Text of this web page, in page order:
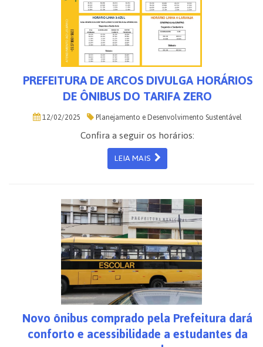
PREFEITURA DE ARCOS DIVULGA HORÁRIOS
DE ÔNIBUS DO TARIFA ZERO
12/02/2025 Planejamento e Desenvolvimento Sustentável
Confira a seguir os horários:
LEIA MAIS
Novo ônibus comprado pela Prefeitura dará
conforto e acessibilidade a estudantes da